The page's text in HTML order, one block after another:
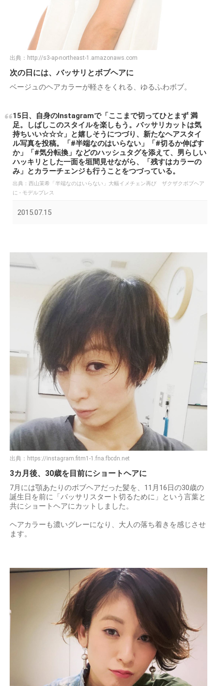
出典： http://s3-ap-northeast-1.amazonaws.com
次の日には、バッサリとボブヘアに
ベージュのヘアカラーが軽さをくれる、ゆるふわボブ。
15日、自身のInstagramで「ここまで切ってひとまず 満
足。しばしこのスタイルを楽しもう。バッサリカットは気
持ちいい☆☆☆」と嬉しそうにつづり、新たなヘアスタイ
ル写真を投稿。「#半端なのはいらない」「#切るか伸ばす
か」「#気分転換」などのハッシュタグを添えて、男らしい
ハッキリとした一面を垣間見せながら、「残すはカラーの
み」とカラーチェンジも行うことをつづっている。
出典： 西山茉希「半端なのはいらない」大幅イメチェン再び ザクザクボブヘア
に - モデルプレス
2015.07.15
出典： https://instagram.fitm1-1.fna.fbcdn.net
3カ月後、30歳を目前にショートヘアに
7月には顎あたりのボブヘアだった髪を、11月16日の30歳の
誕生日を前に「バッサリスタート切るために」という言葉と
共にショートヘアにカットしました。
ヘアカラーも濃いグレーになり、大人の落ち着きを感じさせ
ます。